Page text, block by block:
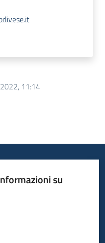
11:14
su